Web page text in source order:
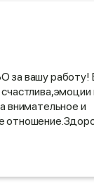
вашу работу!
внимательное и